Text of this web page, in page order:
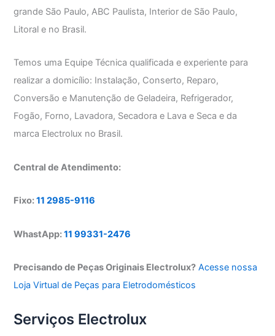
grande São Paulo, ABC Paulista, Interior de São Paulo,
Litoral e no Brasil.
Temos uma Equipe Técnica qualificada e experiente para
realizar a domicílio: Instalação, Conserto, Reparo,
Conversão e Manutenção de Geladeira, Refrigerador,
Fogão, Forno, Lavadora, Secadora e Lava e Seca e da
marca Electrolux no Brasil.
Central de Atendimento:
Fixo:11 2985-9116
WhastApp:11 99331-2476
Precisando de Peças Originais Electrolux? Acesse nossa
Loja Virtual de Peças para Eletrodomésticos
Serviços Electrolux